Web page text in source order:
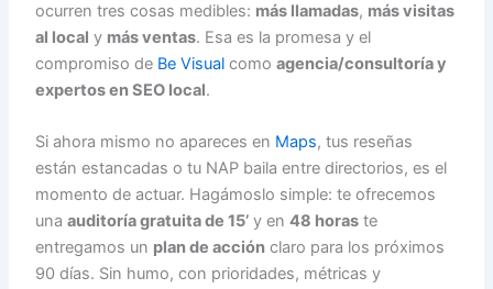
ocurren tres cosas medibles: más llamadas, más visitas
al local y más ventas. Esa es la promesa y el
compromiso de Be Visual comoagencia/consultoría y
expertos en SEO local.
Si ahora mismo no apareces en Maps, tus reseñas
están estancadas o tu NAP baila entre directorios, es el
momento de actuar. Hagámoslo simple: te ofrecemos
unaauditoría gratuita de 15’ y en48 horas te
entregamos un plan de acción claro para los próximos
90 días. Sin humo, con prioridades, métricas y